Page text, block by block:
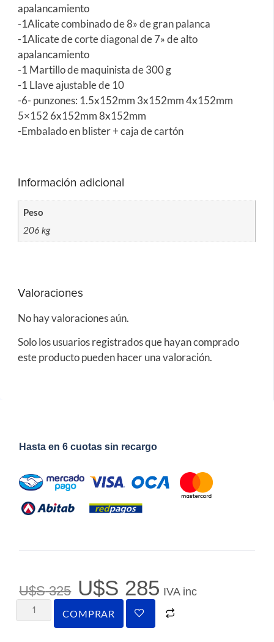
apalancamiento
-1Alicate combinado de 8» de gran palanca
-1Alicate de corte diagonal de 7» de alto
apalancamiento
-1 Martillo de maquinista de 300 g
-1 Llave ajustable de 10
-6- punzones: 1.5x152mm 3x152mm 4x152mm
5×152 6x152mm 8x152mm
-Embalado en blister + caja de cartón
Información adicional
Peso
206 kg
Valoraciones
No hay valoraciones aún.
Solo los usuarios registrados que hayan comprado
este producto pueden hacer una valoración.
Hasta en 6 cuotas sin recargo
U$S325 U$S 285 IVA inc
COMPRAR